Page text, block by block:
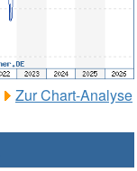
Zur Chart-Analyse